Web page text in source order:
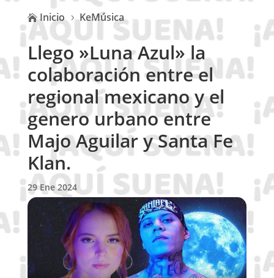
 Inicio 5 KeMúsica
Llego »Luna Azul» la
colaboración entre el
regional mexicano y el
genero urbano entre
Majo Aguilar y Santa Fe
Klan.
29 Ene 2024